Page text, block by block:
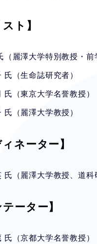
ト】
（麗澤大学特別教授・前
（生命誌研究者）
氏（東京大学名誉教授）
（麗澤大学教授）
ィネーター】
氏（麗澤大学教授、道科
ーター】
氏（京都大学名誉教授）